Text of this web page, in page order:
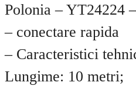
Polonia – YT24224
– conectare rapida
– Caracteristici
Lungime: 10 metri;